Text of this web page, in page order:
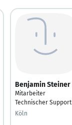
Benjamin Steiner
Mitarbeiter
Technischer Support
Köln